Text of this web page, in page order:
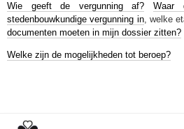
Wie geeft de vergunning af?
Waar
stedenbouwkundige vergunning in, welke
documenten moeten in mijn dossier zitten?
Welke zijn de mogelijkheden tot beroep?